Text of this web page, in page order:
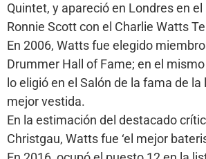
Quintet, y apareció en Londres en
Ronnie Scott con el Charlie Watts
En 2006, Watts fue elegido
Drummer Hall of Fame; en el
lo eligió en el Salón de la fama de
mejor vestida.
En la estimación del destacado
Christgau, Watts fue ‘el mejor